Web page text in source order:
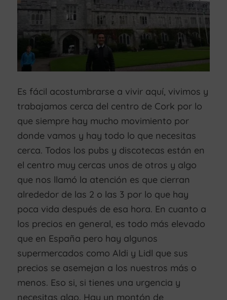
Es fácil acostumbrarse a vivir aquí, vivimos y
trabajamos cerca del centro de Cork por lo
que siempre hay mucho movimiento por
donde vamos y hay todo lo que necesitas
cerca. Todos los pubs y discotecas están en
el centro muy cercas unos de otros y algo
que nos llamó la atención es que cierran
alrededor de las 2 o las 3 por lo que hay
poca vida después de esa hora. En cuanto a
los precios en general, es todo más elevado
que en España pero hay algunos
supermercados como Aldi y Lidl que sus
precios se asemejan a los nuestros más o
menos. Eso si, si tienes una urgencia y
necesitas algo. Hay un montón de